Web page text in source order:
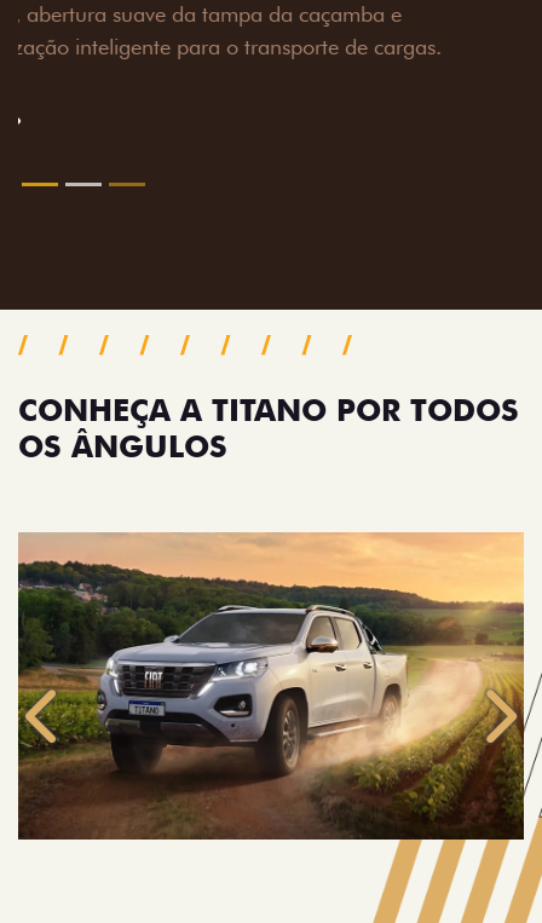
toneladas, alargadores de para-lamas e overbumper,
oferecendo mais capacidade de reboque, proteção
imponente para enfrentar qualquer terreno com
CONHEÇA A TITANO POR TODOS
OS ÂNGULOS
Anterior